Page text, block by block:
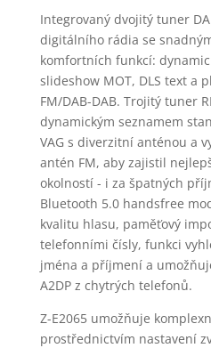
Integrovaný dvojitý tuner
digitálního rádia se
komfortních funkcí:
slideshow MOT, DLS text a
FM/DAB-DAB. Trojitý tuner
dynamickým seznamem
VAG s diverzitní anténou a
antén FM, aby zajistil
okolností - i za špatných
Bluetooth 5.0 handsfree
kvalitu hlasu, paměťový
telefonními čísly, funkci
jména a příjmení a
A2DP z chytrých telefonů.
Z-E2065 umožňuje
prostřednictvím nastavení